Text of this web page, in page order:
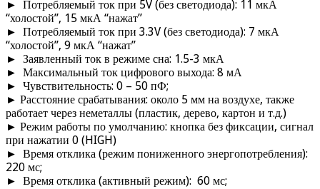
► Потребляемый ток при 5V (без светодиода): 11 мкА
“холостой”, 15 мкА “нажат”
► Потребляемый ток при 3.3V (без светодиода): 7 мкА
“холостой”, 9 мкА “нажат”
► Заявленный ток в режиме сна: 1.5-3 мкА
► Максимальный ток цифрового выхода: 8 мА
► Чувствительность: 0 – 50 пФ;
► Расстояние срабатывания: около 5 мм на воздухе, также
работает через неметаллы (пластик, дерево, картон и т.д.)
► Режим работы по умолчанию: кнопка без фиксации, сигнал
при нажатии 0 (HIGH)
► Время отклика (режим пониженного энергопотребления):
220 мс;
► Время отклика (активный режим): 60 мс;